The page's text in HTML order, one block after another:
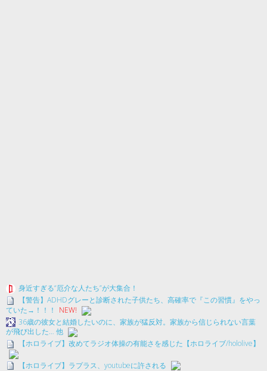
身近すぎる“厄介な人たち”が大集合！
【警告】ADHDグレーと診断された子供たち、高確率で『この習慣』をやっ
ていた→！！！
NEW!
36歳の彼女と結婚したいのに、家族が猛反対。家族から信じられない言葉
が飛び出した… 他
【ホロライブ】改めてラジオ体操の有能さを感じた【ホロライブ/hololive】
【ホロライブ】ラプラス、youtubeに許される